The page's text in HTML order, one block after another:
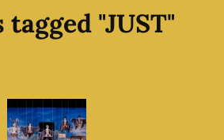
tagged "JUST"